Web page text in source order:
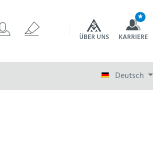
ÜBER UNS
★
KARRIERE
Deutsch